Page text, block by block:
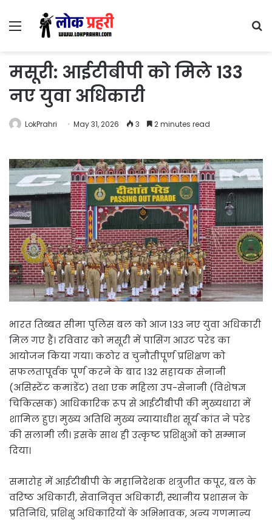
Menu
मसूरी: आईटीबीपी को मिले 133
नए युवा अधिकारी
LokPrahri May 31, 2026 3 2 minutes read
भारत तिब्बत सीमा पुलिस बल को आज 133 नए युवा अधिकारी
मिल गए हैं। रविवार को मसूरी में पासिंग आउट परेड का
आयोजन किया गया। कठोर व चुनौतीपूर्ण प्रशिक्षण को
सफलतापूर्वक पूर्ण करने के बाद 132 सहायक सेनानी
(असिस्टेंट कमांडेंट) तथा एक महिला उप-सेनानी (विशेषज्ञ
चिकित्सक) आधिकारिक रूप से आईटीबीपी की मुख्यधारा में
शामिल हुए। मुख्य अतिथि मुख्य न्यायाधीश सूर्य कांत ने परेड
की सलामी ली। इसके साथ ही उत्कृष्ट प्रशिक्षुओं को सम्मान
दिया।
समारोह में आईटीबीपी के महानिदेशक शत्रुजीत कपूर, बल के
वरिष्ठ अधिकारी, सेवानिवृत्त अधिकारी, स्थानीय प्रशासन के
प्रतिनिधि, प्रशिक्षु अधिकारियों के अभिभावक, अन्य गणमान्य